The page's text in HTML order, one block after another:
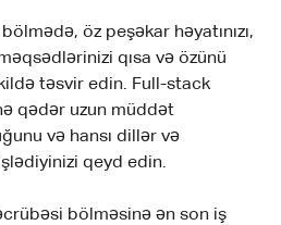
öz peşəkar həyatınızı,
qısa və özünü
təsvir edin. Full-stack
qədər uzun müddət
və hansı dillər və
qeyd edin.
bölməsinə ən son iş